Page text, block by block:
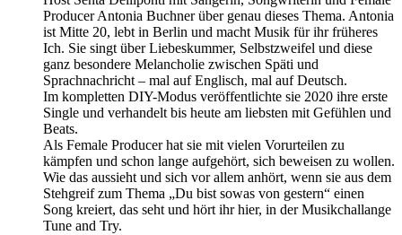
Producer Antonia Buchner über genau dieses Thema. Antonia
ist Mitte 20, lebt in Berlin und macht Musik für ihr früheres
Ich. Sie singt über Liebeskummer, Selbstzweifel und diese
ganz besondere Melancholie zwischen Späti und
Sprachnachricht – mal auf Englisch, mal auf Deutsch.
Im kompletten DIY-Modus veröffentlichte sie 2020 ihre erste
Single und verhandelt bis heute am liebsten mit Gefühlen und
Beats.
Als Female Producer hat sie mit vielen Vorurteilen zu
kämpfen und schon lange aufgehört, sich beweisen zu wollen.
Wie das aussieht und sich vor allem anhört, wenn sie aus dem
Stehgreif zum Thema „Du bist sowas von gestern“ einen
Song kreiert, das seht und hört ihr hier, in der Musikchallange
Tune and Try.